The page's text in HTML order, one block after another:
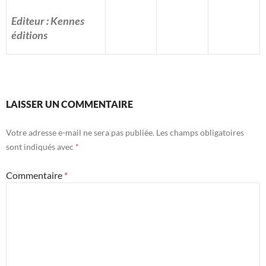
Editeur : Kennes
éditions
LAISSER UN COMMENTAIRE
Votre adresse e-mail ne sera pas publiée. Les champs obligatoires
sont indiqués avec *
Commentaire *